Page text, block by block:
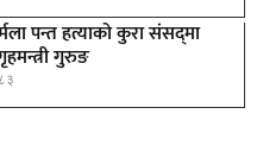
पन्त हत्याको कुरा संसद्‍मा
गुरुङ